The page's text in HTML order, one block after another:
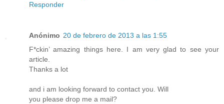
Responder
Anónimo 20 de febrero de 2013 a las 1:55
F*ckin’ amazing things here. I am very glad to see your
article.
Thanks a lot
and i am looking forward to contact you. Will
you please drop me a mail?